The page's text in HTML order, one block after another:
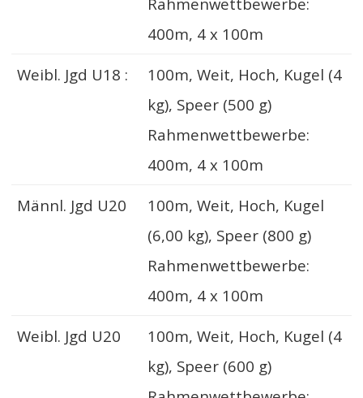
400m, 4 x 100m
Weibl. Jgd U18 :
100m, Weit, Hoch, Kugel (4
kg), Speer (500 g)
Rahmenwettbewerbe:
400m, 4 x 100m
Männl. Jgd U20
100m, Weit, Hoch, Kugel
(6,00 kg), Speer (800 g)
Rahmenwettbewerbe:
400m, 4 x 100m
Weibl. Jgd U20
100m, Weit, Hoch, Kugel (4
kg), Speer (600 g)